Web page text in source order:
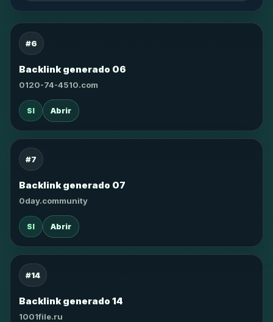
#6
Backlink generado 06
0120-74-4510.com
SI Abrir
#7
Backlink generado 07
0day.community
SI Abrir
#14
Backlink generado 14
1001file.ru